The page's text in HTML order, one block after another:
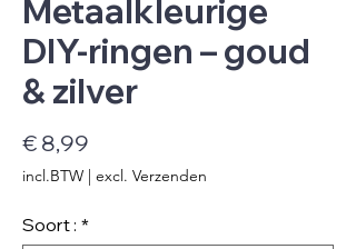
Metaalkleurige
DIY-ringen – goud
& zilver
€ 8,99
incl.BTW | excl. Verzenden
Soort : *